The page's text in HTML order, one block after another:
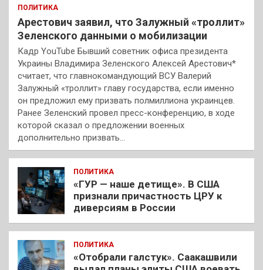
ПОЛИТИКА
Арестович заявил, что Залужный «троллит»
Зеленского данными о мобилизации
Кадр YouTube Бывший советник офиса президента
Украины Владимира Зеленского Алексей Арестович*
считает, что главнокомандующий ВСУ Валерий
Залужный «троллит» главу государства, если именно
он предложил ему призвать полмиллиона украинцев.
Ранее Зеленский провел пресс-конференцию, в ходе
которой сказал о предложении военных
дополнительно призвать…
ПОЛИТИКА
«ГУР — наше детище». В США
признали причастность ЦРУ к
диверсиям в России
ПОЛИТИКА
«Отобрали галстук». Саакашвили